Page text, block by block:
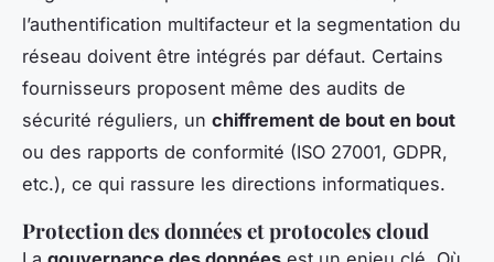
l’authentification multifacteur et la segmentation du
réseau doivent être intégrés par défaut. Certains
fournisseurs proposent même des audits de
sécurité réguliers, un chiffrement de bout en bout
ou des rapports de conformité (ISO 27001, GDPR,
etc.), ce qui rassure les directions informatiques.
Protection des données et protocoles cloud